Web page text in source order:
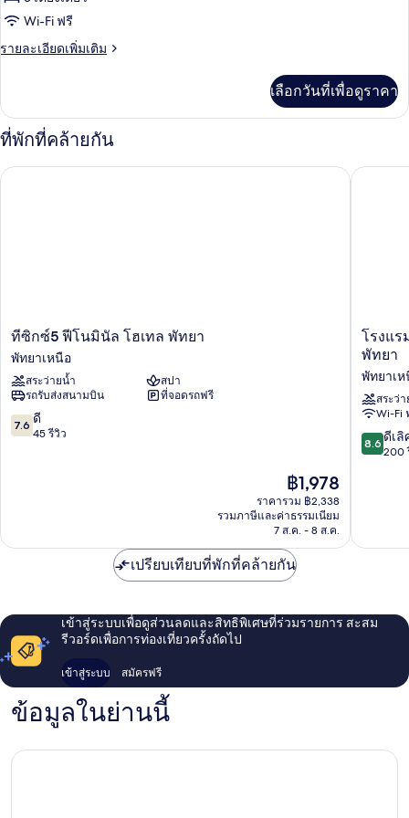
ห้อง
ดี
ซ์
ทริปเปิล
Wi-Fi ฟรี
รายละเอียดเพิ่มเติม
ราย
เกี่ยว
กับ
ห้อง
ลัก
เลือกวันที่เพื่อดูราคา
ที่พักที่คล้ายกัน
ที
ซิก
ซ์5
ฟี
โน
มิ
นัล
ทีซิกซ์5 ฟีโนมินัล โฮเทล พัทยา
พัทยาเหนือ
สระว่ายน้ำ
สปา
รถรับส่งสนามบิน
ที่จอดรถฟรี
7.6
จาก
7.6 ดี
45 รีวิว
ราคา
ปัจจุบัน
คือ
฿1,978
฿1,978
ราคารวม ฿2,338
รวมภาษีและค่าธรรมเนียม
7 ส.ค. - 8 ส.ค.
ทีซิกซ์5 ฟีโนมินัล โฮเทล พัทยา
โรงแรม
ไบรท์
ตัน
แก
รนด์
โฮ
เทล
แอนด์
เหนือ
โรงแ
พัทยา
พัทยาเ
สระว่
Wi-Fi
8.6
จาก
8.6 ดีเลิ
200
โรงแรม
เปรียบเทียบที่พักที่คล้ายกัน
เข้าสู่ระบบเพื่อดูส่วนลดและสิทธิพิเศษที่ร่วมรายการ สะสม
รีวอร์ดเพื่อการท่องเที่ยวครั้งถัดไป
เข้าสู่ระบบ สมัครฟรี
ข้อมูลในย่านนี้